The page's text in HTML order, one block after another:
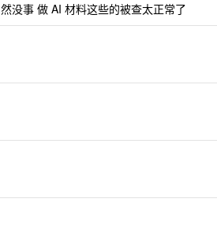
没事 做 AI 材料这些的被查太正常了